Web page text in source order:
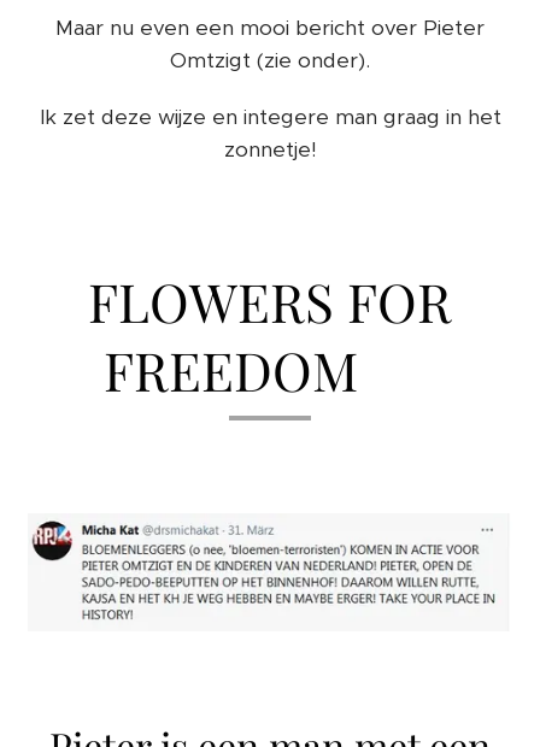
Maar nu even een mooi bericht over Pieter
Omtzigt (zie onder).
Ik zet deze wijze en integere man graag in het
zonnetje!
FLOWERS FOR
FREEDOM ❤️